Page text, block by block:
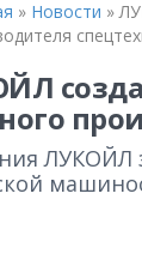
» Новости »
ЛУКОЙЛ